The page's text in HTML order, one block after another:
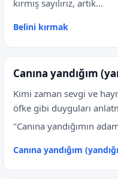
kırmış sayılırız, artık...
Belini kırmak
Canına yandığım
Kimi zaman sevgi ve
öfke gibi duyguları
"Canına yandığımın
Canına yandığım